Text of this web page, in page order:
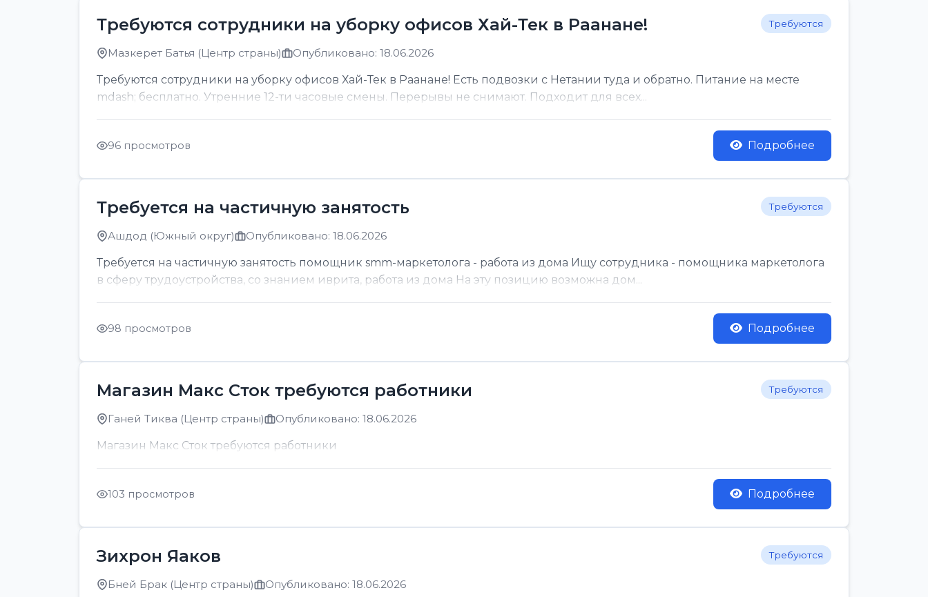
Требуются сотрудники на уборку офисов Хай-Тек в Раанане! Требуются
Мазкерет Батья (Центр страны) Опубликовано: 18.06.2026
Требуются сотрудники на уборку офисов Хай-Тек в Раанане! Есть подвозки с Нетании туда и обратно. Питание на месте
mdash; бесплатно. Утренние 12-ти часовые смены. Перерывы не снимают. Подходит для всех...
96 просмотров Подробнее
Требуется на частичную занятость Требуются
Ашдод (Южный округ) Опубликовано: 18.06.2026
Требуется на частичную занятость помощник smm-маркетолога - работа из дома Ищу сотрудника - помощника маркетолога
в сферу трудоустройства, со знанием иврита, работа из дома На эту позицию возможна дом...
98 просмотров Подробнее
Магазин Макс Сток требуются работники Требуются
Ганей Тиква (Центр страны) Опубликовано: 18.06.2026
Магазин Макс Сток требуются работники
103 просмотров Подробнее
Зихрон Яаков Требуются
Бней Брак (Центр страны) Опубликовано: 18.06.2026